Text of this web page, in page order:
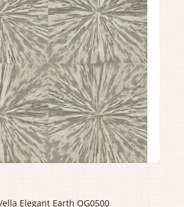
Без покрытия
Бумага
Elegant Earth OG0500